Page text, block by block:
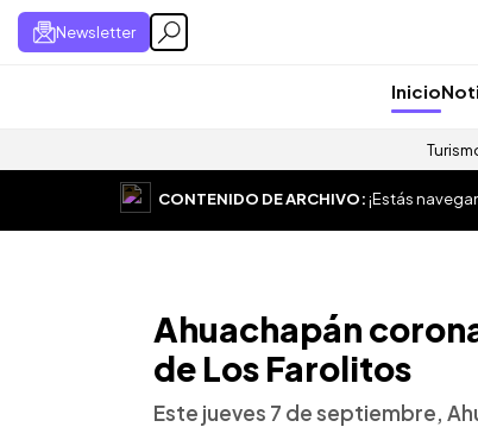
Newsletter
Inicio
CONTENIDO DE ARCHIVO:¡Estás
Ahuachapán
de Los Farolitos
Este jueves 7 de septiembre,